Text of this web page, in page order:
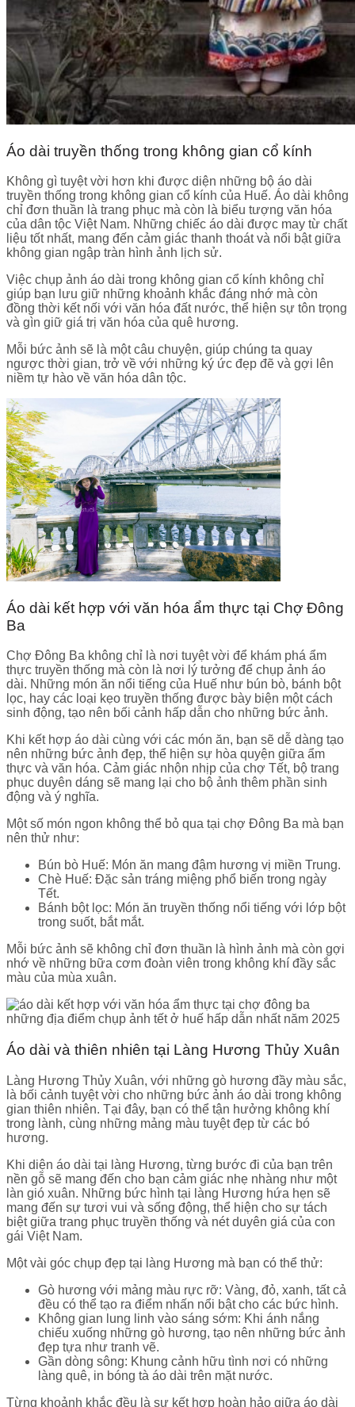
Áo dài truyền thống trong không gian cổ kính
Không gì tuyệt vời hơn khi được diện những bộ áo dài
truyền thống trong không gian cổ kính của Huế. Áo dài không
chỉ đơn thuần là trang phục mà còn là biểu tượng văn hóa
của dân tộc Việt Nam. Những chiếc áo dài được may từ chất
liệu tốt nhất, mang đến cảm giác thanh thoát và nổi bật giữa
không gian ngập tràn hình ảnh lịch sử.
Việc chụp ảnh áo dài trong không gian cổ kính không chỉ
giúp bạn lưu giữ những khoảnh khắc đáng nhớ mà còn
đồng thời kết nối với văn hóa đất nước, thể hiện sự tôn trọng
và gìn giữ giá trị văn hóa của quê hương.
Mỗi bức ảnh sẽ là một câu chuyện, giúp chúng ta quay
ngược thời gian, trở về với những ký ức đẹp đẽ và gợi lên
niềm tự hào về văn hóa dân tộc.
Áo dài kết hợp với văn hóa ẩm thực tại Chợ Đông
Ba
Chợ Đông Ba không chỉ là nơi tuyệt vời để khám phá ẩm
thực truyền thống mà còn là nơi lý tưởng để chụp ảnh áo
dài. Những món ăn nổi tiếng của Huế như bún bò, bánh bột
lọc, hay các loại kẹo truyền thống được bày biện một cách
sinh động, tạo nên bối cảnh hấp dẫn cho những bức ảnh.
Khi kết hợp áo dài cùng với các món ăn, bạn sẽ dễ dàng tạo
nên những bức ảnh đẹp, thể hiện sự hòa quyện giữa ẩm
thực và văn hóa. Cảm giác nhộn nhịp của chợ Tết, bộ trang
phục duyên dáng sẽ mang lại cho bộ ảnh thêm phần sinh
động và ý nghĩa.
Một số món ngon không thể bỏ qua tại chợ Đông Ba mà bạn
nên thử như:
Bún bò Huế: Món ăn mang đậm hương vị miền Trung.
Chè Huế: Đặc sản tráng miệng phổ biến trong ngày
Tết.
Bánh bột lọc: Món ăn truyền thống nổi tiếng với lớp bột
trong suốt, bắt mắt.
Mỗi bức ảnh sẽ không chỉ đơn thuần là hình ảnh mà còn gợi
nhớ về những bữa cơm đoàn viên trong không khí đầy sắc
màu của mùa xuân.
Áo dài và thiên nhiên tại Làng Hương Thủy Xuân
Làng Hương Thủy Xuân, với những gò hương đầy màu sắc,
là bối cảnh tuyệt vời cho những bức ảnh áo dài trong không
gian thiên nhiên. Tại đây, bạn có thể tận hưởng không khí
trong lành, cùng những mảng màu tuyệt đẹp từ các bó
hương.
Khi diện áo dài tại làng Hương, từng bước đi của bạn trên
nền gỗ sẽ mang đến cho bạn cảm giác nhẹ nhàng như một
làn gió xuân. Những bức hình tại làng Hương hứa hẹn sẽ
mang đến sự tươi vui và sống động, thể hiện cho sự tách
biệt giữa trang phục truyền thống và nét duyên giá của con
gái Việt Nam.
Một vài góc chụp đẹp tại làng Hương mà bạn có thể thử:
Gò hương với mảng màu rực rỡ: Vàng, đỏ, xanh, tất cả
đều có thể tạo ra điểm nhấn nổi bật cho các bức hình.
Không gian lung linh vào sáng sớm: Khi ánh nắng
chiếu xuống những gò hương, tạo nên những bức ảnh
đẹp tựa như tranh vẽ.
Gần dòng sông: Khung cảnh hữu tình nơi có những
làng quê, in bóng tà áo dài trên mặt nước.
Từng khoảnh khắc đều là sự kết hợp hoàn hảo giữa áo dài